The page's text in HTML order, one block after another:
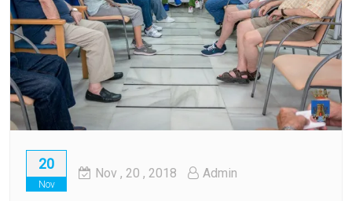
20
Nov
Nov , 20 , 2018 Admin